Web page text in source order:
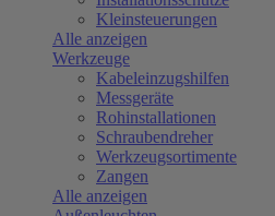
Kleinsteuerungen
Alle anzeigen
Werkzeuge
Kabeleinzugshilfen
Messgeräte
Rohinstallationen
Schraubendreher
Werkzeugsortimente
Zangen
Alle anzeigen